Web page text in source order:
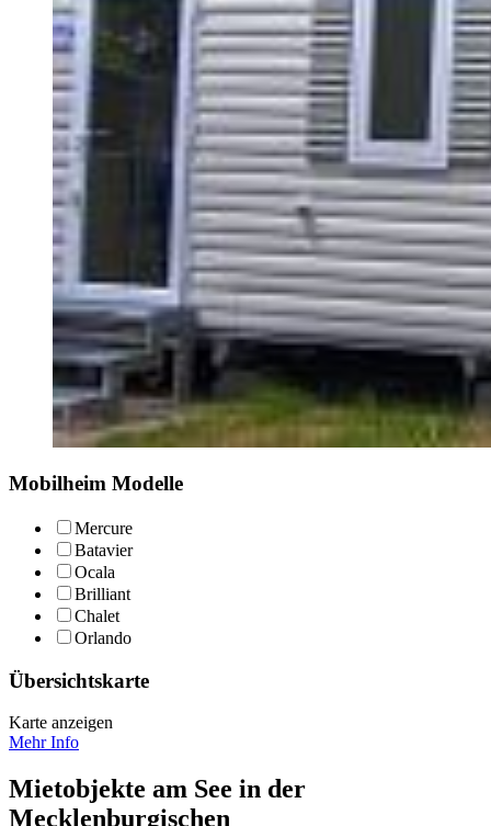
Mobilheim Modelle
Mercure
Batavier
Ocala
Brilliant
Chalet
Orlando
Übersichtskarte
Karte anzeigen
Mehr Info
Mietobjekte am See in der
Mecklenburgischen